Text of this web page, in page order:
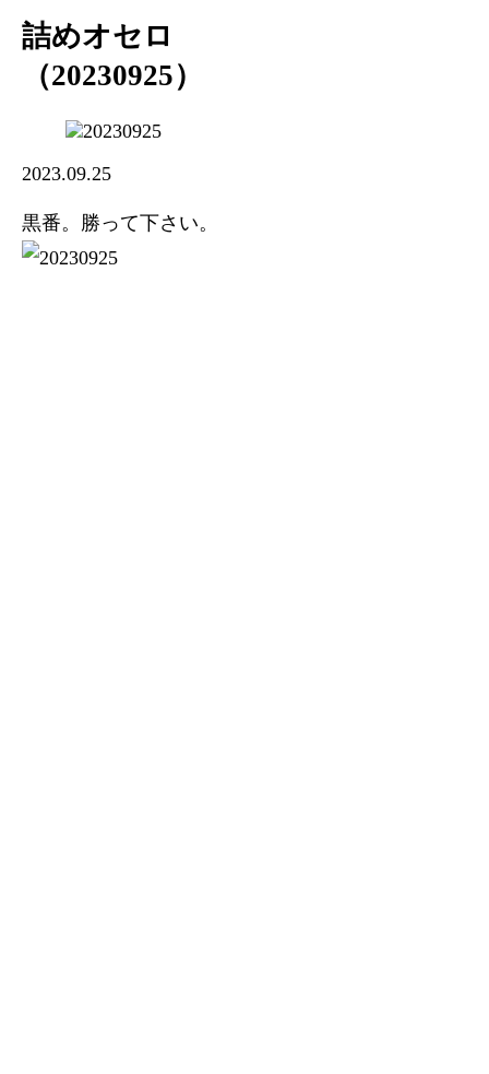
詰めオセロ
（20230925）
2023.09.25
黒番。勝って下さい。